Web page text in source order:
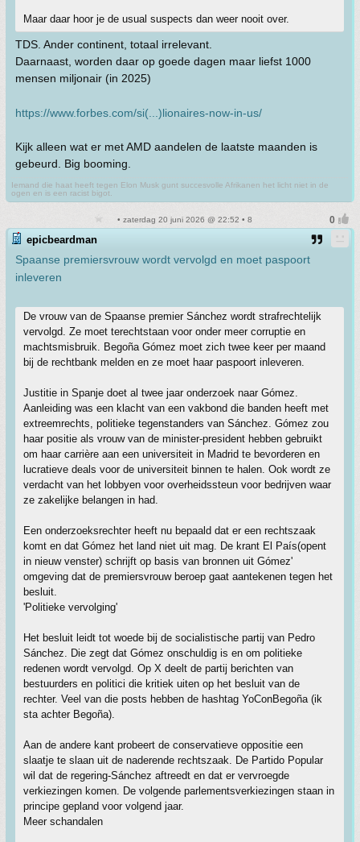
Maar daar hoor je de usual suspects dan weer nooit over.
TDS. Ander continent, totaal irrelevant.
Daarnaast, worden daar op goede dagen maar liefst 1000
mensen miljonair (in 2025)
https://www.forbes.com/si(...)lionaires-now-in-us/
Kijk alleen wat er met AMD aandelen de laatste maanden is
gebeurd. Big booming.
Iemand die haat heeft tegen Elon Musk gunt succesvolle Afrikanen het licht niet in de
ogen en is een racist bigot.
• zaterdag 20 juni 2026 @ 22:52 • 8
epicbeardman
Spaanse premiersvrouw wordt vervolgd en moet paspoort
inleveren
De vrouw van de Spaanse premier Sánchez wordt strafrechtelijk
vervolgd. Ze moet terechtstaan voor onder meer corruptie en
machtsmisbruik. Begoña Gómez moet zich twee keer per maand
bij de rechtbank melden en ze moet haar paspoort inleveren.
Justitie in Spanje doet al twee jaar onderzoek naar Gómez.
Aanleiding was een klacht van een vakbond die banden heeft met
extreemrechts, politieke tegenstanders van Sánchez. Gómez zou
haar positie als vrouw van de minister-president hebben gebruikt
om haar carrière aan een universiteit in Madrid te bevorderen en
lucratieve deals voor de universiteit binnen te halen. Ook wordt ze
verdacht van het lobbyen voor overheidssteun voor bedrijven waar
ze zakelijke belangen in had.
Een onderzoeksrechter heeft nu bepaald dat er een rechtszaak
komt en dat Gómez het land niet uit mag. De krant El País(opent
in nieuw venster) schrijft op basis van bronnen uit Gómez'
omgeving dat de premiersvrouw beroep gaat aantekenen tegen het
besluit.
'Politieke vervolging'
Het besluit leidt tot woede bij de socialistische partij van Pedro
Sánchez. Die zegt dat Gómez onschuldig is en om politieke
redenen wordt vervolgd. Op X deelt de partij berichten van
bestuurders en politici die kritiek uiten op het besluit van de
rechter. Veel van die posts hebben de hashtag YoConBegoña (ik
sta achter Begoña).
Aan de andere kant probeert de conservatieve oppositie een
slaatje te slaan uit de naderende rechtszaak. De Partido Popular
wil dat de regering-Sánchez aftreedt en dat er vervroegde
verkiezingen komen. De volgende parlementsverkiezingen staan in
principe gepland voor volgend jaar.
Meer schandalen